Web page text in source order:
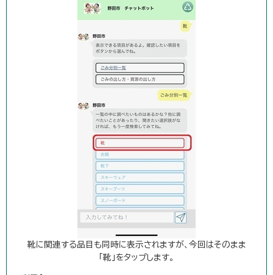
靴に関連する品目も同時に表示されますが、今回はそのまま
「靴」をタップします。